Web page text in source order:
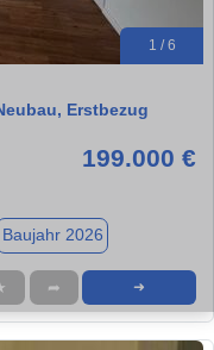
1 / 6
Erstbezug
199.000 €
Baujahr 2026
➦ ➜